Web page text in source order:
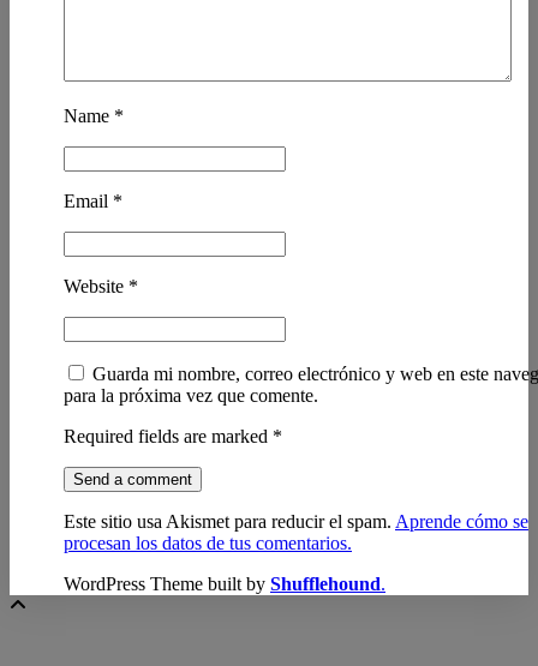
Name *
Email *
Website *
Guarda mi nombre, correo electrónico y web en este
para la próxima vez que comente.
Required fields are marked *
Este sitio usa Akismet para reducir el spam. Aprende cómo se
procesan los datos de tus comentarios.
WordPress Theme built by Shufflehound.